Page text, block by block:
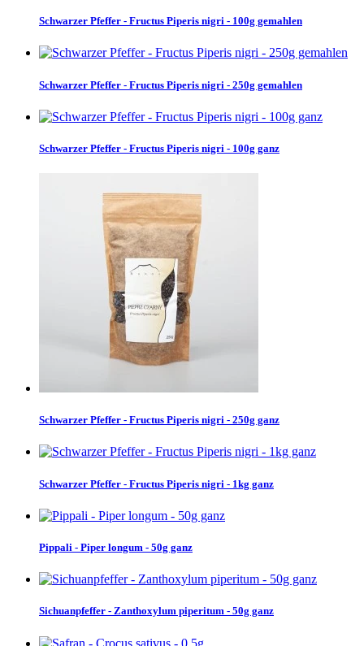
Schwarzer Pfeffer - Fructus Piperis nigri - 100g gemahlen
Schwarzer Pfeffer - Fructus Piperis nigri - 250g gemahlen
Schwarzer Pfeffer - Fructus Piperis nigri - 100g ganz
Schwarzer Pfeffer - Fructus Piperis nigri - 250g ganz
Schwarzer Pfeffer - Fructus Piperis nigri - 1kg ganz
Pippali - Piper longum - 50g ganz
Sichuanpfeffer - Zanthoxylum piperitum - 50g ganz